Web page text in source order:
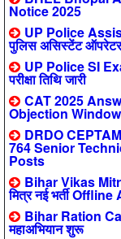
Notice 2025
UP Police
पुलिस असिस्टेंट ऑपरेटर
UP Police SI
परीक्षा तिथि जारी
CAT 2025
Objection Window
DRDO
764 Senior
Posts
Bihar Vikas
मित्र नई भर्ती
Bihar Ration
महाअभियान शुरू